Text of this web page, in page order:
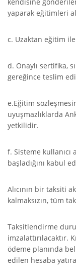
yaparak eğitimleri
c. Uzaktan eğitim
d. Onaylı sertifika,
gereğince teslim
e.Eğitim
uyuşmazlıklarda
yetkilidir.
f. Sisteme
başladığını kabul
Alıcının bir taksiti
kalmaksızın, tüm
Taksitlendirme
imzalattırılacaktır.
ödeme planında
edilen hesaba